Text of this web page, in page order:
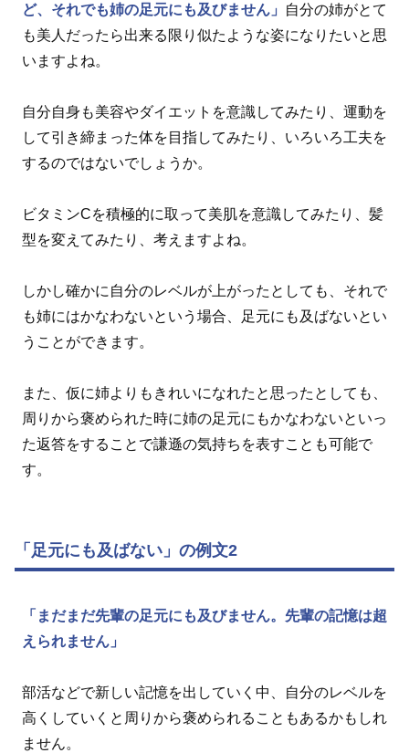
ど、それでも姉の足元にも及びません」
自分の姉がとて
も美人だったら出来る限り似たような姿になりたいと思
いますよね。
自分自身も美容やダイエットを意識してみたり、運動を
して引き締まった体を目指してみたり、いろいろ工夫を
するのではないでしょうか。
ビタミンCを積極的に取って美肌を意識してみたり、髪
型を変えてみたり、考えますよね。
しかし確かに自分のレベルが上がったとしても、それで
も姉にはかなわないという場合、足元にも及ばないとい
うことができます。
また、仮に姉よりもきれいになれたと思ったとしても、
周りから褒められた時に姉の足元にもかなわないといっ
た返答をすることで謙遜の気持ちを表すことも可能で
す。
「足元にも及ばない」の例文2
「まだまだ先輩の足元にも及びません。先輩の記憶は超
えられません」
部活などで新しい記憶を出していく中、自分のレベルを
高くしていくと周りから褒められることもあるかもしれ
ません。